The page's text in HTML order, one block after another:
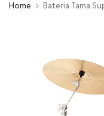
Home Bateria Tama